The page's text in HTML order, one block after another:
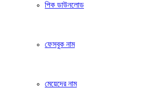
পিক ডাউনলোড
ফেসবুক নাম
মেয়েদের নাম